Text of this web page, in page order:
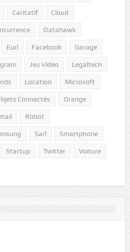
Caritatif Cloud
Datahawk
Eurl Facebook Garage
Jeu Vidéo Legaltech
Location Microsoft
Connectés Orange
Robot
Sarl Smartphone
Startup Twitter Voiture